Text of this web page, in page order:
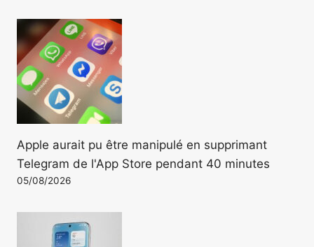
Apple aurait pu être manipulé en supprimant
Telegram de l'App Store pendant 40 minutes
05/08/2026